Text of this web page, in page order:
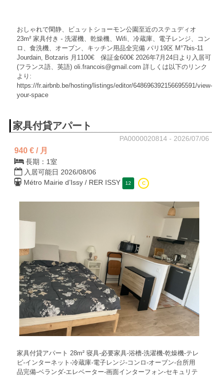
おしゃれで閑静、ビュットショーモン公園至近のステュディオ
23m² 家具付き - 洗濯機、乾燥機、Wifi、冷蔵庫、電子レンジ、コン
ロ、食洗機、オーブン、キッチン用品全完備 パリ19区 M°7bis-11
Jourdain, Botzaris 月1100€ 保証金600€ 2026年7月24日より入居可
(フランス語、英語) oli.francois@gmail.com 詳しくは以下のリンク
より:
https://fr.airbnb.be/hosting/listings/editor/648696392156695591/view-
your-space
家具付貸アパート
PA0000020814 - 2026/07/06
940 € / 月
長期：1室
入居可能日 2026/08/06
Métro Mairie d’Issy / RER ISSY
12 C
家具付貸アパート 28m² 寝具-必要家具-浴槽-洗濯機-乾燥機-テレ
ビ-インターネット-冷蔵庫-電子レンジ-コンロ-オーブン-台所用
品完備-ベランダ-エレベーター-画面インターフォン-セキュリテ